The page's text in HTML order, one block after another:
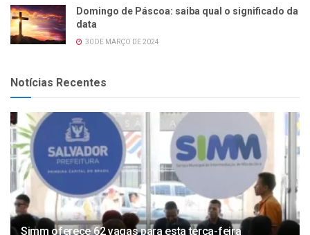
Domingo de Páscoa: saiba qual o significado da
data
30 DE MARÇO DE 2024
Notícias Recentes
Simm oferece 62 vagas para esta terça-feira